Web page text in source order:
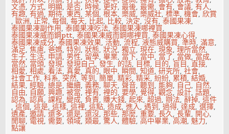
文憑, 方式, 明顯,是否, 時候, 更好,最後,最需, 會有, 會議,有人,
有趣,有過,期待,東西,某個,根本,樂威,樂威壯,標準,機會,欣賞
,歐洲,正常,每個,每天, 比起, 比較,決定,沒有,泰國果凍,
泰國果凍副作用,泰國果凍吃法,泰國果凍哪裡買,
泰國果凍威而鋼ptt,泰國果凍威而鋼哪裡買,泰國果凍心得,
泰國果凍成分,泰國果凍效果,活動,流程,液態威購買,準時,滿意,
滿足,焦慮,爸媽,特別,狀態,狀況,獨立,現在,現象,理所當然,
生子,生活, 申請, 男性, 留學,畢業, 當下, 當中, 當了, 當做, 當成,
當然, 當頭,發現,發現自己,發生, 的話, 目標, 目的,盲目,直接,
相愛,相處,看法,真愛,真的, 眼中, 瞬間,知道,研究所,社會,
社會工作,科系,突然,等到,簡單,精彩,精采,紛紛, 累積,結婚,
結果,經驗,總是,繼續,義務,聊天,聲音,聽到, 能夠, 自己, 自然,
自由, 自願,興趣,被當,裡有,裡的,要學, 覺得,觀念,設計,話題,
認為,認真,課程,變成, 負責, 賺大錢,起來,超過,辦法, 辭掉,這件
,這個,這是,這樣,這裡,這點,造成,進入,遇到,過得,達成,選擇,
遺產,邀請,還多,還是,還沒,那些,那麼,重要,長久,長輩, 開心,
閒聊, 電視, 需要,領域,類最,驚人,體驗,高中畢業,高潮, 魅力,
點讓